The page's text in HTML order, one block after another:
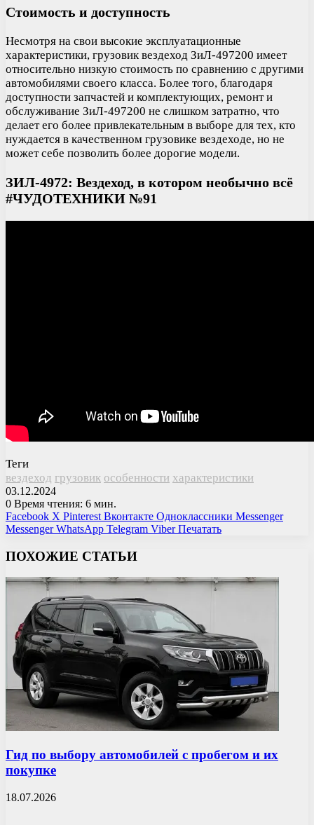
Стоимость и доступность
Несмотря на свои высокие эксплуатационные
характеристики, грузовик вездеход ЗиЛ-497200 имеет
относительно низкую стоимость по сравнению с другими
автомобилями своего класса. Более того, благодаря
доступности запчастей и комплектующих, ремонт и
обслуживание ЗиЛ-497200 не слишком затратно, что
делает его более привлекательным в выборе для тех, кто
нуждается в качественном грузовике вездеходе, но не
может себе позволить более дорогие модели.
ЗИЛ-4972: Вездеход, в котором необычно всё
#ЧУДОТЕХНИКИ №91
Теги
вездеход грузовик особенности характеристики
03.12.2024
0 Время чтения: 6 мин.
Facebook X Pinterest Вконтакте Одноклассники Messenger
Messenger WhatsApp Telegram Viber Печатать
ПОХОЖИЕ СТАТЬИ
Гид по выбору автомобилей с пробегом и их
покупке
18.07.2026